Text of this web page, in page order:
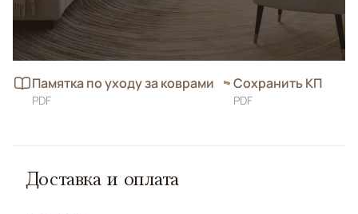
Памятка по уходу за коврами
PDF
Сохранить КП
PDF
Доставка и оплата